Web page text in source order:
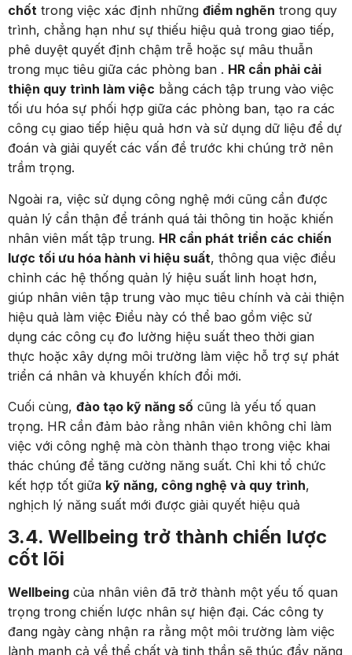
chốt trong việc xác định những điểm nghẽn trong quy
trình, chẳng hạn như sự thiếu hiệu quả trong giao tiếp,
phê duyệt quyết định chậm trễ hoặc sự mâu thuẫn
trong mục tiêu giữa các phòng ban . HR cần phải cải
thiện quy trình làm việc bằng cách tập trung vào việc
tối ưu hóa sự phối hợp giữa các phòng ban, tạo ra các
công cụ giao tiếp hiệu quả hơn và sử dụng dữ liệu để dự
đoán và giải quyết các vấn đề trước khi chúng trở nên
trầm trọng.
Ngoài ra, việc sử dụng công nghệ mới cũng cần được
quản lý cẩn thận để tránh quá tải thông tin hoặc khiến
nhân viên mất tập trung. HR cần phát triển các chiến
lược tối ưu hóa hành vi hiệu suất, thông qua việc điều
chỉnh các hệ thống quản lý hiệu suất linh hoạt hơn,
giúp nhân viên tập trung vào mục tiêu chính và cải thiện
hiệu quả làm việc​ Điều này có thể bao gồm việc sử
dụng các công cụ đo lường hiệu suất theo thời gian
thực hoặc xây dựng môi trường làm việc hỗ trợ sự phát
triển cá nhân và khuyến khích đổi mới.
Cuối cùng, đào tạo kỹ năng số cũng là yếu tố quan
trọng. HR cần đảm bảo rằng nhân viên không chỉ làm
việc với công nghệ mà còn thành thạo trong việc khai
thác chúng để tăng cường năng suất. Chỉ khi tổ chức
kết hợp tốt giữa kỹ năng, công nghệ và quy trình,
nghịch lý năng suất mới được giải quyết hiệu quả
3.4. Wellbeing trở thành chiến lược
cốt lõi
Wellbeing của nhân viên đã trở thành một yếu tố quan
trọng trong chiến lược nhân sự hiện đại. Các công ty
đang ngày càng nhận ra rằng một môi trường làm việc
lành mạnh cả về thể chất và tinh thần sẽ thúc đẩy năng